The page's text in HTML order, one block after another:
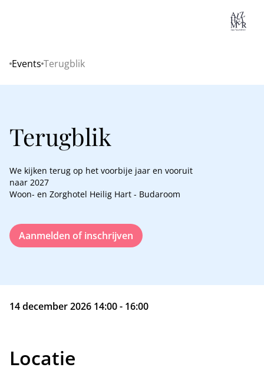
Home
Events Terugblik
Terugblik
We kijken terug op het voorbije jaar en vooruit
naar 2027
Woon- en Zorghotel Heilig Hart - Budaroom
Aanmelden of inschrijven
14 december 2026 14:00 - 16:00
Locatie